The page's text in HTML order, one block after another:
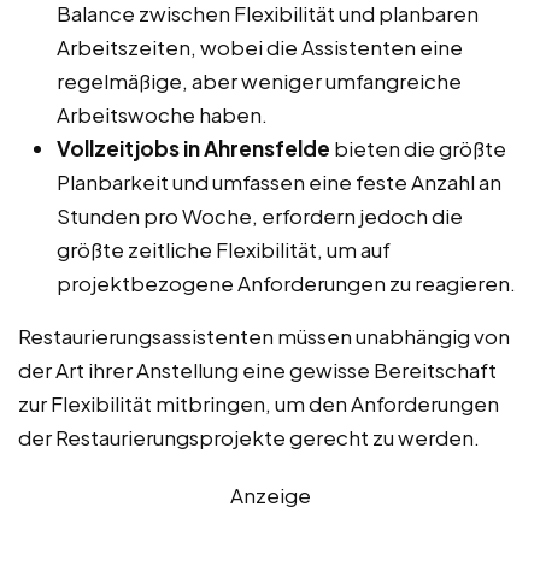
Balance zwischen Flexibilität und planbaren
Arbeitszeiten, wobei die Assistenten eine
regelmäßige, aber weniger umfangreiche
Arbeitswoche haben.
Vollzeitjobs in Ahrensfelde bieten die größte
Planbarkeit und umfassen eine feste Anzahl an
Stunden pro Woche, erfordern jedoch die
größte zeitliche Flexibilität, um auf
projektbezogene Anforderungen zu reagieren.
Restaurierungsassistenten müssen unabhängig von
der Art ihrer Anstellung eine gewisse Bereitschaft
zur Flexibilität mitbringen, um den Anforderungen
der Restaurierungsprojekte gerecht zu werden.
Anzeige